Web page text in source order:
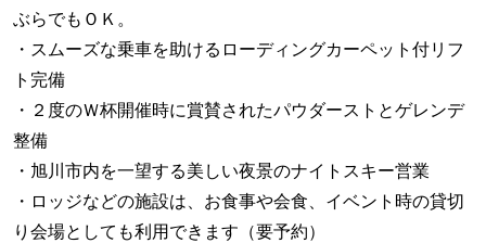
ぶらでもＯＫ。
・スムーズな乗車を助けるローディングカーペット付リフ
ト完備
・２度のＷ杯開催時に賞賛されたパウダーストとゲレンデ
整備
・旭川市内を一望する美しい夜景のナイトスキー営業
・ロッジなどの施設は、お食事や会食、イベント時の貸切
り会場としても利用できます（要予約）